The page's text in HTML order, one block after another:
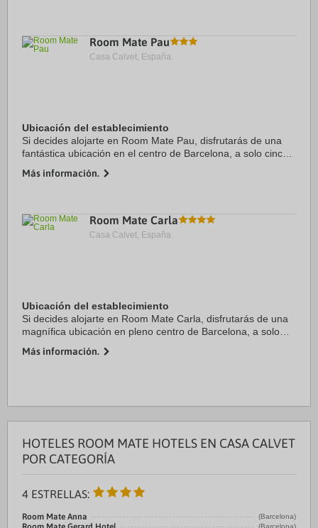
Room Mate Pau
Casa Calvet, España.
Ubicación del establecimiento
Si decides alojarte en Room Mate Pau, disfrutarás de una
fantástica ubicación en el centro de Barcelona, a solo cinco
este hotel boutique se ...
Más información.
Room Mate Carla
Casa Calvet, España.
Ubicación del establecimiento
Si decides alojarte en Room Mate Carla, disfrutarás de una
magnífica ubicación en pleno centro de Barcelona, a solo
Además, este hotel se encuentra a 1,2 ...
Más información.
HOTELES ROOM MATE HOTELS EN CASA CALVET
POR CATEGORÍA
4 ESTRELLAS:
Room Mate Anna (Barcelona)
(Barcelona)